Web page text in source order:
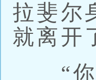
拉斐尔
就离开
“你